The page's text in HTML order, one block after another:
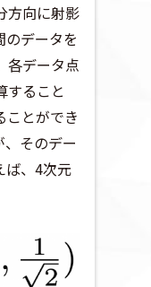
方向に射影
のデータを
各データ点
すること
ことができ
、そのデー
ば、4次元